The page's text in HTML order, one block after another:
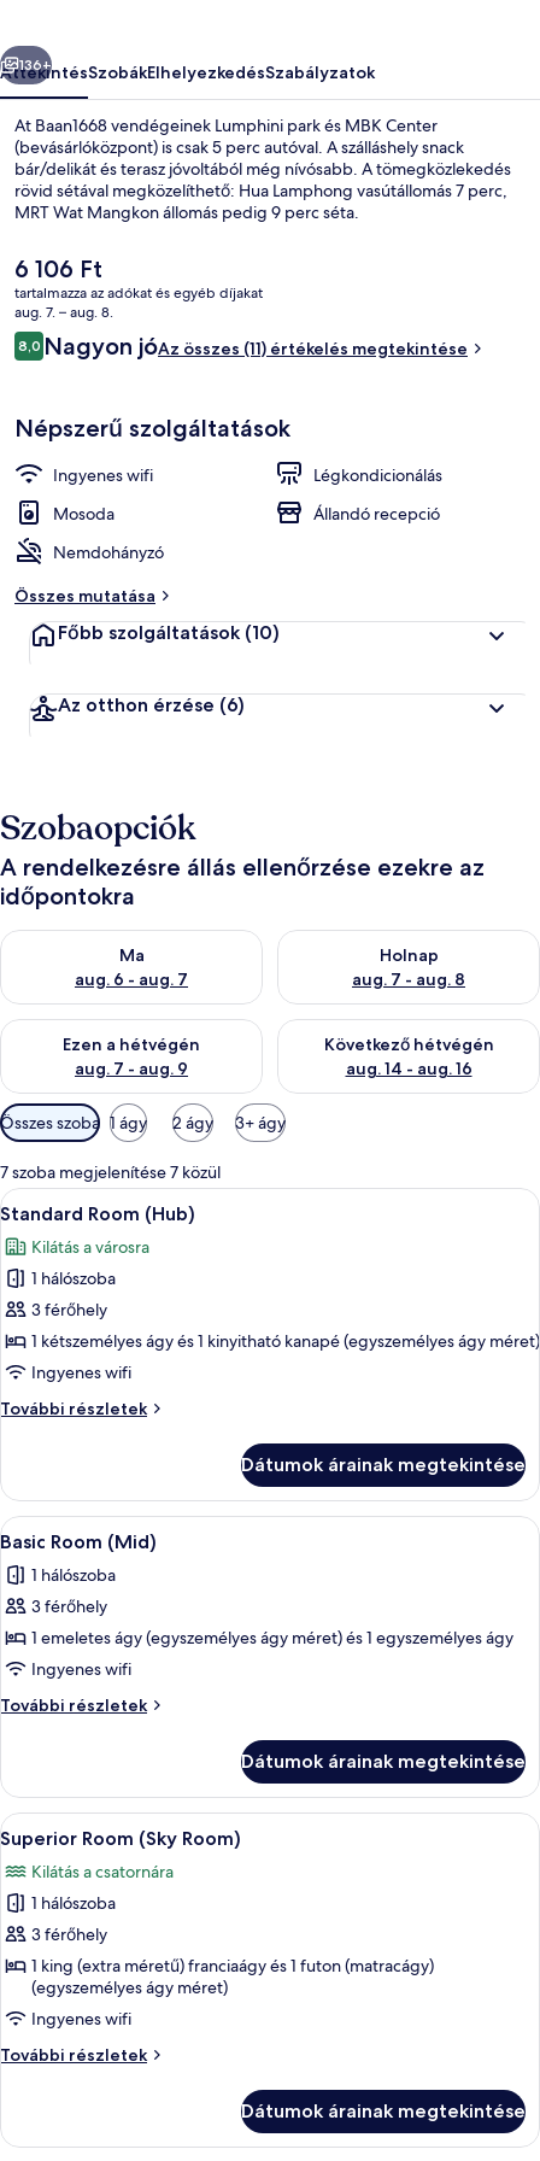
Következő
136+
ÁttekintésSzobákElhelyezkedésSzabályzatok
At Baan1668 vendégeinek Lumphini park és MBK Center
(bevásárlóközpont) is csak 5 perc autóval. A szálláshely snack
bár/delikát és terasz jóvoltából még nívósabb. A tömegközlekedés
rövid sétával megközelíthető: Hua Lamphong vasútállomás 7 perc,
MRT Wat Mangkon állomás pedig 9 perc séta.
A
jelenlegi
ár
6 106 Ft
6 106 Ft
tartalmazza az adókat és egyéb díjakat
aug. 7. – aug. 8.
Értékelések
8,08,0 ennyiből: 10
Nagyon jóAz összes (11) értékelés megtekintése
Népszerű szolgáltatások
Ingyenes wifi
Légkondicionálás
Mosoda
Állandó recepció
Nemdohányzó
Összes mutatása
Főbb szolgáltatások (10)
Az otthon érzése (6)
Szobaopciók
A rendelkezésre állás ellenőrzése ezekre az
időpontokra
Ma
aug. 6 - aug. 7
A ma esti rendelkezésre állás ellenőrzése: aug. 6 - aug. 7
Holnap
aug. 7 - aug. 8
A holnapi rendelkezésre állás
Ezen a hétvégén
aug. 7 - aug. 9
A mostani hétvégi rendelkezésre állás ellenőrzése: aug. 7 -
Következő hétvégén
aug. 14 - aug. 16
A következő hétvégi
Szobákhoz
rendelkezésre
álló
szűrők
Összes szoba 1 ágy 2 ágy 3+ ágy
7 szoba megjelenítése 7 közül
A
következő
szoba
összes
képének
megtekintése:
Standard
(Hub)
Egy szoba, amelyben van egy ágy,
6
Standard Room (Hub)
Kilátás a városra
1 hálószoba
3 férőhely
1 kétszemélyes ágy és 1 kinyitható kanapé (egyszemélyes ágy méret)
Ingyenes wifi
További részletek
Standard
részletei
Dátumok árainak megtekintése
A
következő
szoba
összes
képének
megtekintése:
Basic
Room
Basic Room (Mid) | Minibár, ingyenes
7
Basic Room (Mid)
1 hálószoba
3 férőhely
1 emeletes ágy (egyszemélyes ágy méret) és 1 egyszemélyes ágy
Ingyenes wifi
További részletek
Basic
részletei
Dátumok árainak megtekintése
A
következő
szoba
összes
képének
megtekintése:
Superior
Room
(Sky
Egy hálószoba, amelyben egy
11
Superior Room (Sky Room)
Kilátás a csatornára
1 hálószoba
3 férőhely
1 king (extra méretű) franciaágy és 1 futon (matracágy)
(egyszemélyes ágy méret)
Ingyenes wifi
További részletek
Superior
további
Dátumok árainak megtekintése